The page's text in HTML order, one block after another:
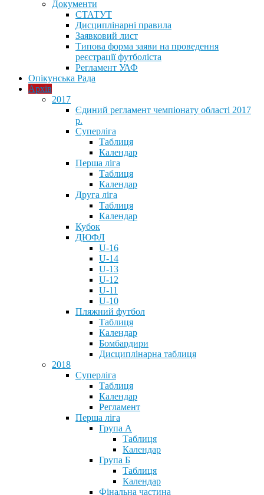
Документи
СТАТУТ
Дисциплінарні правила
Заявковий лист
Типова форма заяви на проведення
реєстрації футболіста
Регламент УАФ
Опікунська Рада
Архів
2017
Єдиний регламент чемпіонату області 2017
р.
Суперліга
Таблиця
Календар
Перша ліга
Таблиця
Календар
Друга ліга
Таблиця
Календар
Кубок
ДЮФЛ
U-16
U-14
U-13
U-12
U-11
U-10
Пляжний футбол
Таблиця
Календар
Бомбардири
Дисциплінарна таблиця
2018
Суперліга
Таблиця
Календар
Регламент
Перша ліга
Група А
Таблиця
Календар
Група Б
Таблиця
Календар
Фінальна частина